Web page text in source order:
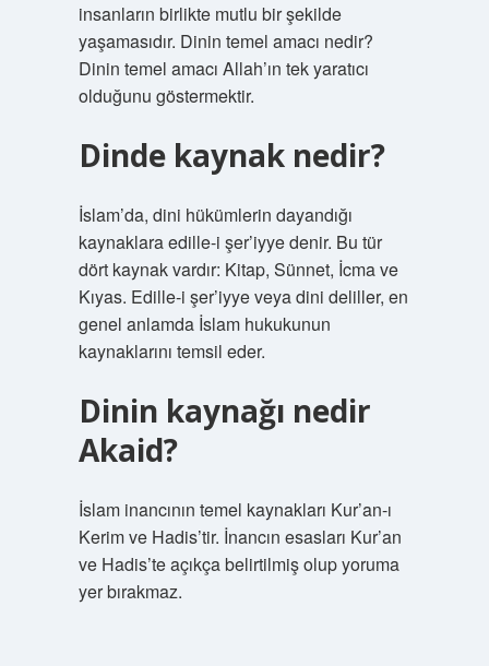
insanların birlikte mutlu bir şekilde
yaşamasıdır. Dinin temel amacı nedir?
Dinin temel amacı Allah’ın tek yaratıcı
olduğunu göstermektir.
Dinde kaynak nedir?
İslam’da, dini hükümlerin dayandığı
kaynaklara edille-i şer’iyye denir. Bu tür
dört kaynak vardır: Kitap, Sünnet, İcma ve
Kıyas. Edille-i şer’iyye veya dini deliller, en
genel anlamda İslam hukukunun
kaynaklarını temsil eder.
Dinin kaynağı nedir
Akaid?
İslam inancının temel kaynakları Kur’an-ı
Kerim ve Hadis’tir. İnancın esasları Kur’an
ve Hadis’te açıkça belirtilmiş olup yoruma
yer bırakmaz.